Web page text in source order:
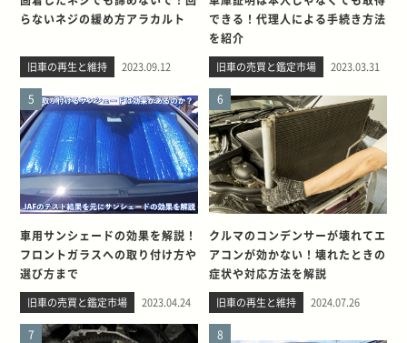
らないネジの緩め方アラカルト
旧車の再生と維持 2023.09.12
できる！代理人による手続き方法
を紹介
旧車の売買と鑑定市場 2023.03.31
5
車用サンシェードの効果を解説！
フロントガラスへの取り付け方や
選び方まで
旧車の売買と鑑定市場 2023.04.24
6
クルマのコンデンサーが壊れてエ
アコンが効かない！壊れたときの
症状や対応方法を解説
旧車の再生と維持 2024.07.26
7 8